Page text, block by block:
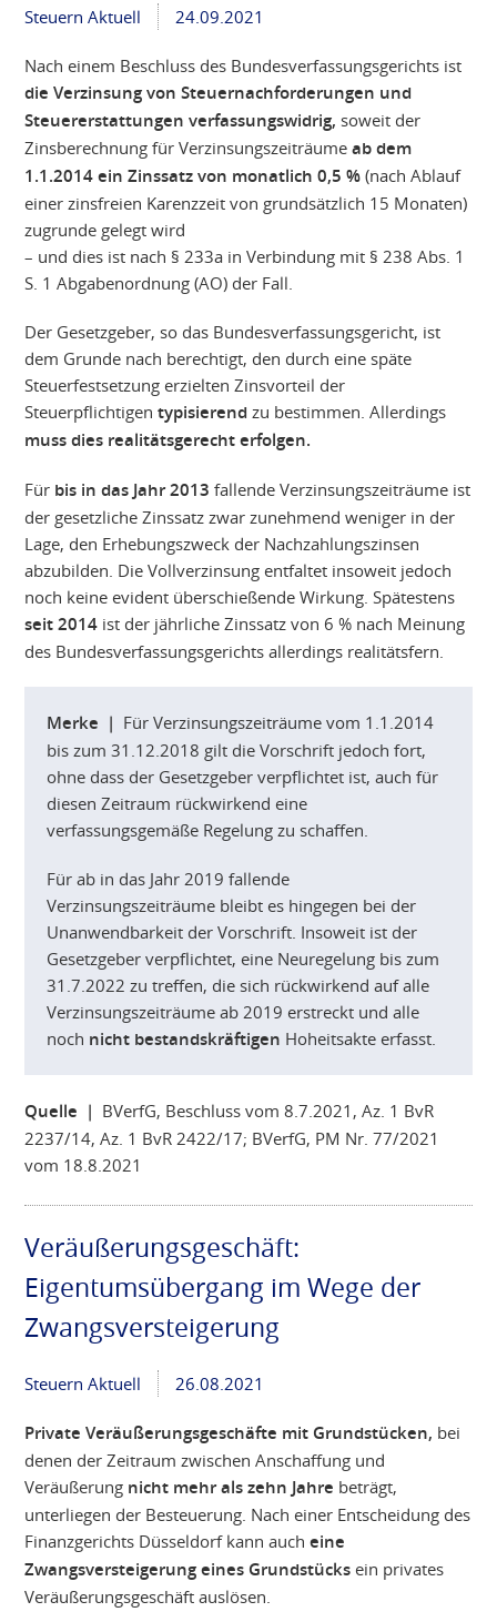
Steuern Aktuell 24.09.2021
Nach einem Beschluss des Bundesverfassungsgerichts ist
die Verzinsung von Steuernachforderungen und
Steuererstattungen verfassungswidrig, soweit der
Zinsberechnung für Verzinsungszeiträumeab dem
1.1.2014 ein Zinssatz von monatlich 0,5 % (nach Ablauf
einer zinsfreien Karenzzeit von grundsätzlich 15 Monaten)
zugrunde gelegt wird
– und dies ist nach § 233a in Verbindung mit § 238 Abs. 1
S. 1 Abgabenordnung (AO) der Fall.
Der Gesetzgeber, so das Bundesverfassungsgericht, ist
dem Grunde nach berechtigt, den durch eine späte
Steuerfestsetzung erzielten Zinsvorteil der
Steuerpflichtigentypisierend zu bestimmen. Allerdings
muss dies realitätsgerecht erfolgen.
Für bis in das Jahr 2013 fallende Verzinsungszeiträume ist
der gesetzliche Zinssatz zwar zunehmend weniger in der
Lage, den Erhebungszweck der Nachzahlungszinsen
abzubilden. Die Vollverzinsung entfaltet insoweit jedoch
noch keine evident überschießende Wirkung. Spätestens
seit 2014 ist der jährliche Zinssatz von 6 % nach Meinung
des Bundesverfassungsgerichts allerdings realitätsfern.
Merke | Für Verzinsungszeiträume vom 1.1.2014
bis zum 31.12.2018 gilt die Vorschrift jedoch fort,
ohne dass der Gesetzgeber verpflichtet ist, auch für
diesen Zeitraum rückwirkend eine
verfassungsgemäße Regelung zu schaffen.
Für ab in das Jahr 2019 fallende
Verzinsungszeiträume bleibt es hingegen bei der
Unanwendbarkeit der Vorschrift. Insoweit ist der
Gesetzgeber verpflichtet, eine Neuregelung bis zum
31.7.2022 zu treffen, die sich rückwirkend auf alle
Verzinsungszeiträume ab 2019 erstreckt und alle
noch nicht bestandskräftigen Hoheitsakte erfasst.
Quelle | BVerfG, Beschluss vom 8.7.2021, Az. 1 BvR
2237/14, Az. 1 BvR 2422/17; BVerfG, PM Nr. 77/2021
vom 18.8.2021
Veräußerungsgeschäft:
Eigentumsübergang im Wege der
Zwangsversteigerung
Steuern Aktuell 26.08.2021
Private Veräußerungsgeschäfte mit Grundstücken, bei
denen der Zeitraum zwischen Anschaffung und
Veräußerung nicht mehr als zehn Jahre beträgt,
unterliegen der Besteuerung. Nach einer Entscheidung des
Finanzgerichts Düsseldorf kann aucheine
Zwangsversteigerung eines Grundstücks ein privates
Veräußerungsgeschäft auslösen.